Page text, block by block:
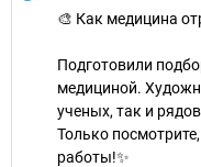
🎨 Как медицина
Подготовили
медициной.
ученых, так и
Только
работы!✨